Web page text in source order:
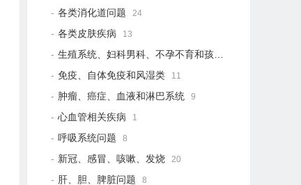
各类消化道问题 24
各类皮肤疾病 13
生殖系统、妇科男科、不孕不育和孩子健康
免疫、自体免疫和风湿类 11
肿瘤、癌症、血液和淋巴系统 9
心血管相关疾病 1
呼吸系统问题 8
新冠、感冒、咳嗽、发烧 20
肝、胆、脾脏问题 8